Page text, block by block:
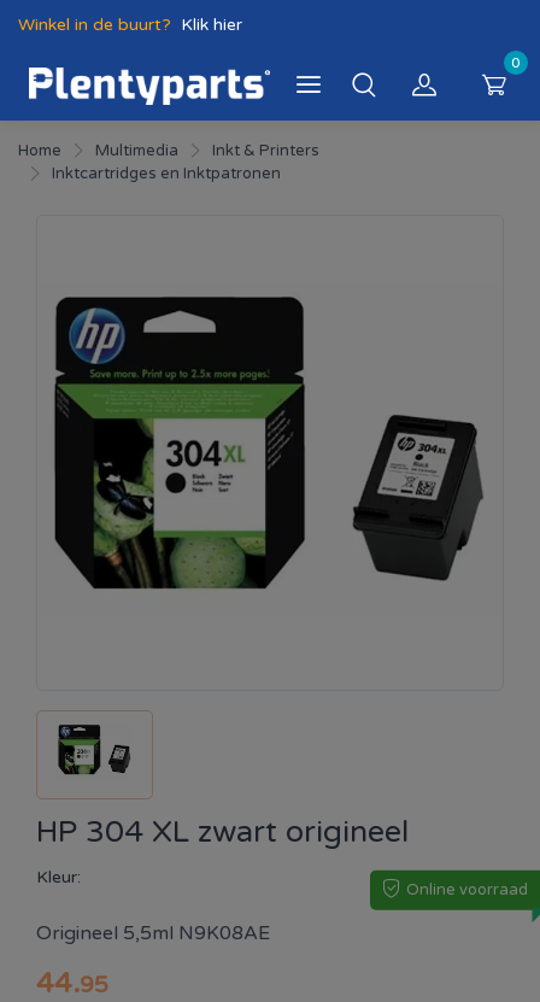
Winkel in de buurt? Klik hier
0
Home Multimedia
Inkt & Printers
Inktcartridges en Inktpatronen
HP 304 XL zwart origineel
Kleur:
Online voorraad
Origineel 5,5ml N9K08AE
44.95